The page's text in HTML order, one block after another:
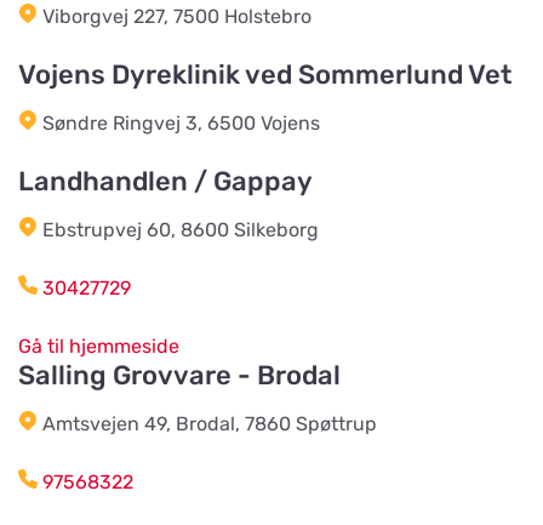
Hjerterummet / Byens Dyr
Jernbanegade 52
Trunderupvej 10
Skautrupvej 32B, Tvis
Agroland Grønhøj
Mønstedvej 13 Grønhøj
Viborgvej 227, 7500 Holstebro
Vojens Dyreklinik ved Sommerlund Vet
Søndre Ringvej 3, 6500 Vojens
Landhandlen / Gappay
Ebstrupvej 60, 8600 Silkeborg
30427729
Gå til hjemmeside
Salling Grovvare - Brodal
Amtsvejen 49, Brodal, 7860 Spøttrup
97568322